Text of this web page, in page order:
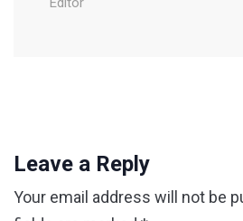
Leave a Reply
Your email address will not be